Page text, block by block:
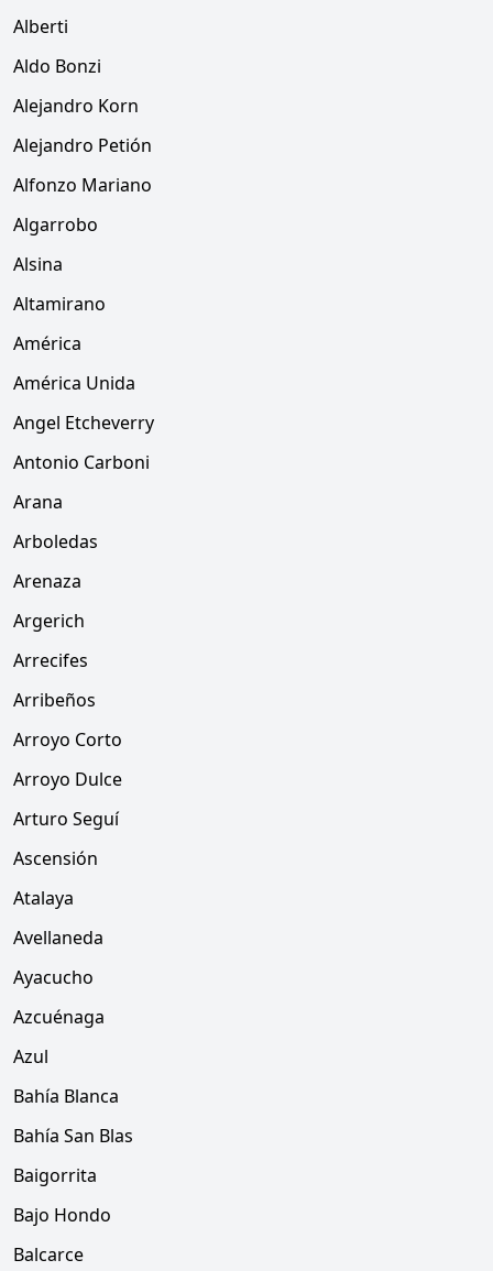
Alberti
Aldo Bonzi
Alejandro Korn
Alejandro Petión
Alfonzo Mariano
Algarrobo
Alsina
Altamirano
América
América Unida
Angel Etcheverry
Antonio Carboni
Arana
Arboledas
Arenaza
Argerich
Arrecifes
Arribeños
Arroyo Corto
Arroyo Dulce
Arturo Seguí
Ascensión
Atalaya
Avellaneda
Ayacucho
Azcuénaga
Azul
Bahía Blanca
Bahía San Blas
Baigorrita
Bajo Hondo
Balcarce